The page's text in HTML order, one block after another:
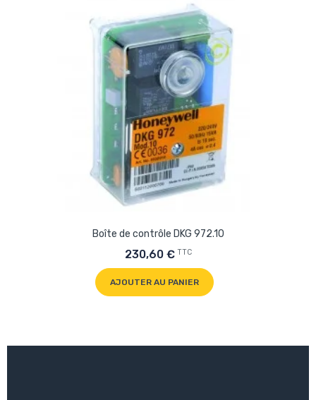
Boîte de contrôle DKG 972.10
230,60 € TTC
AJOUTER AU PANIER